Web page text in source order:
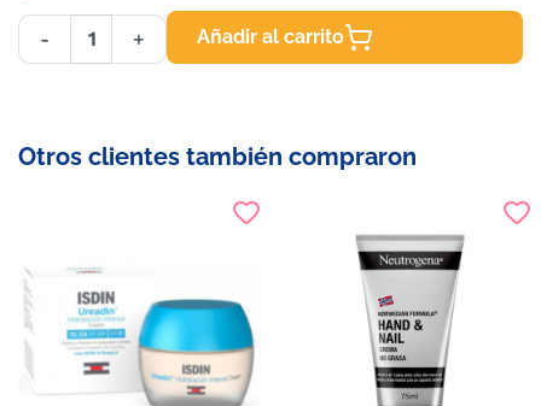
- + Añadir al carrito
Otros clientes también compraron